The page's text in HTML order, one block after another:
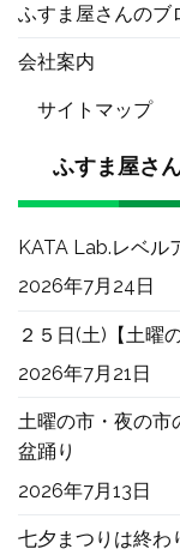
ふすま屋さんのブ
会社案内
サイトマップ
ふすま屋さ
KATA Lab.レベル
2026年7月24日
２５日(土)【土曜
2026年7月21日
土曜の市・夜の市
盆踊り
2026年7月13日
七夕まつりは終わ